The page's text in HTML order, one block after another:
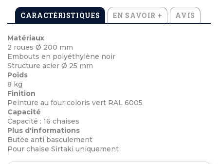
CARACTÉRISTIQUES EN SAVOIR + AVIS
Matériaux
2 roues Ø 200 mm
Embouts en polyéthylène noir
Structure acier Ø 25 mm
Poids
8 kg
Finition
Peinture au four coloris vert RAL 6005
Capacité
Capacité : 16 chaises
Plus d'informations
Butée anti basculement
Pour chaise Sirtaki uniquement